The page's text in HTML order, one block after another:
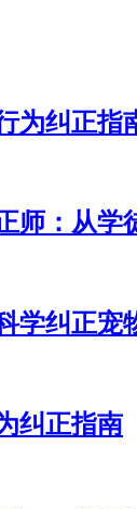
为纠正指
师：从学
学纠正宠
纠正指南